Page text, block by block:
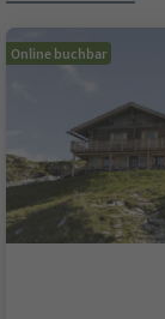
Online buchbar